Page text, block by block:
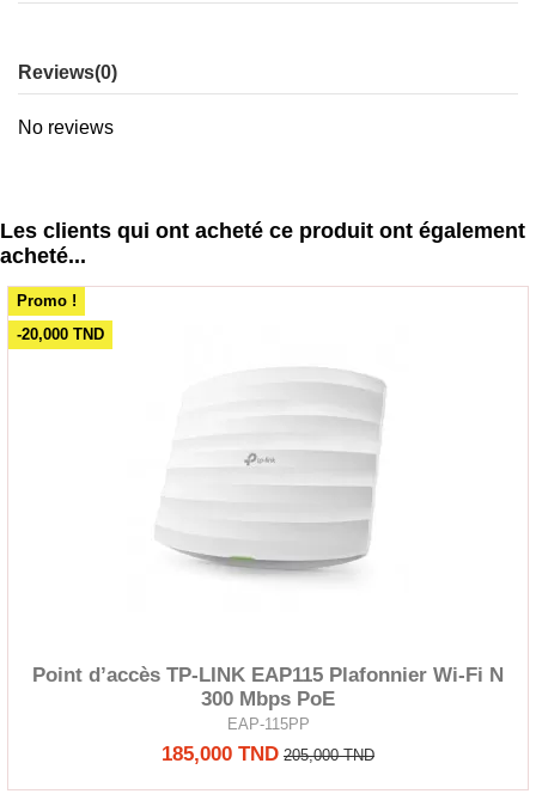
Reviews(0)
No reviews
Les clients qui ont acheté ce produit ont également
acheté...
Promo !
-20,000 TND
Point d’accès TP-LINK EAP115 Plafonnier Wi-Fi N
300 Mbps PoE
EAP-115PP
185,000 TND 205,000 TND